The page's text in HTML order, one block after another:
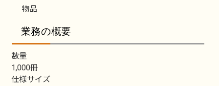
物品
業務の概要
数量
1,000冊
仕様サイズ